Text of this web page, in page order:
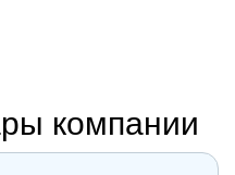
компании